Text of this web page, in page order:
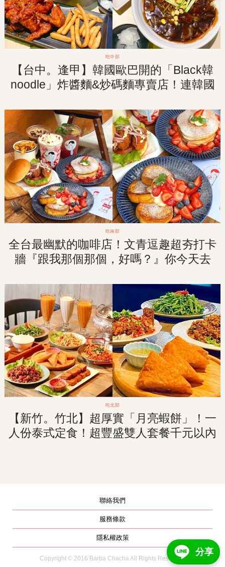
分享
吃中部
【台中。逢甲】韓國歐巴開的「Black韓
noodle」炸醬麵&炒碼麵專賣店！連韓國
吃南部
全台最幽默的咖啡店！文青逗趣超夯打卡
牆『跟我那個那個，好嗎？』你今天去
吃北部
【新竹。竹北】超厚實「月亮蝦餅」！一
人份泰式定食！超豐盛雙人套餐千元以內
聯絡我們
服務條款
隱私權政策
Copyright © 2016 Barba Chacha All Rights Reserved.